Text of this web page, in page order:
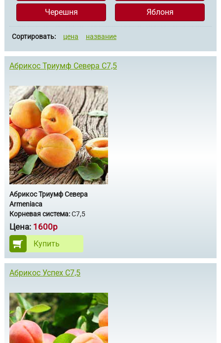
Черешня Яблоня
Сортировать: цена название
Абрикос Триумф Севера С7,5
Абрикос Триумф Севера
Armeniaca
Корневая система:С7,5
Цена: 1600р
Купить
Абрикос Успех С7,5